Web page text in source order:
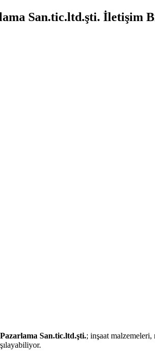
San.tic.ltd.şti. İletişim
San.tic.ltd.şti.; inşaat malzemeleri,